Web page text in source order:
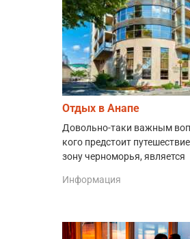
Отдых в Анапе
Довольно-таки важным
кого предстоит
зону черноморья, является
Информация